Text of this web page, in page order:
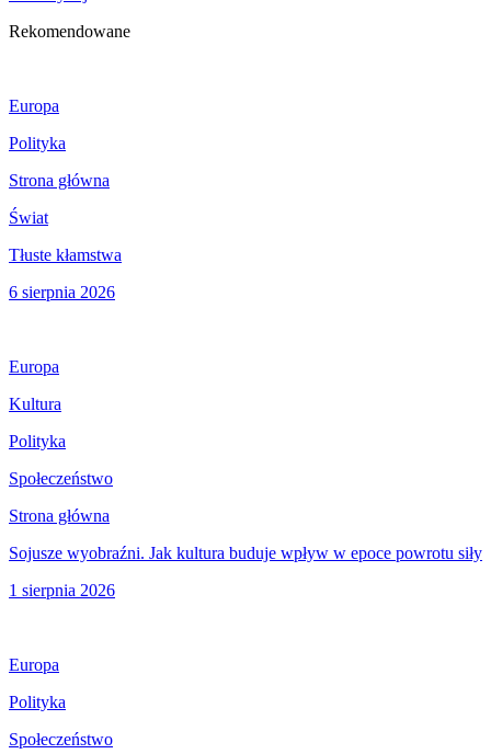
Rekomendowane
Europa
Polityka
Strona główna
Świat
Tłuste kłamstwa
6 sierpnia 2026
Europa
Kultura
Polityka
Społeczeństwo
Strona główna
Sojusze wyobraźni. Jak kultura buduje wpływ w epoce powrotu siły
1 sierpnia 2026
Europa
Polityka
Społeczeństwo